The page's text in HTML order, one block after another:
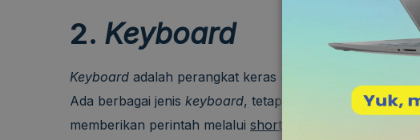
2. Keyboard
Keyboard adalah perangkat keras untuk memasukkan
Ada berbagai jenis keyboard, tetapi fungsinya tetap
memberikan perintah melalui shortcut